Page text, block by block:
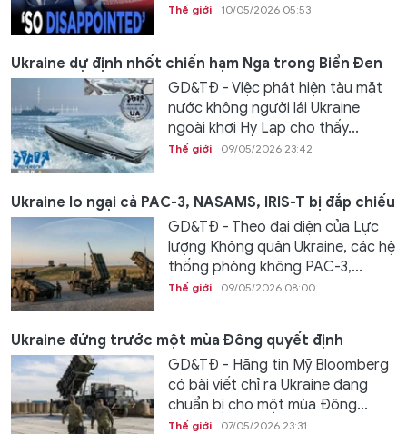
Thế giới 10/05/2026 05:53
Ukraine dự định nhốt chiến hạm Nga trong Biển Đen
GD&TĐ - Việc phát hiện tàu mặt
nước không người lái Ukraine
ngoài khơi Hy Lạp cho thấy...
Thế giới 09/05/2026 23:42
Ukraine lo ngại cả PAC-3, NASAMS, IRIS-T bị đắp chiếu
GD&TĐ - Theo đại diện của Lực
lượng Không quân Ukraine, các hệ
thống phòng không PAC-3,...
Thế giới 09/05/2026 08:00
Ukraine đứng trước một mùa Đông quyết định
GD&TĐ - Hãng tin Mỹ Bloomberg
có bài viết chỉ ra Ukraine đang
chuẩn bị cho một mùa Đông...
Thế giới 07/05/2026 23:31